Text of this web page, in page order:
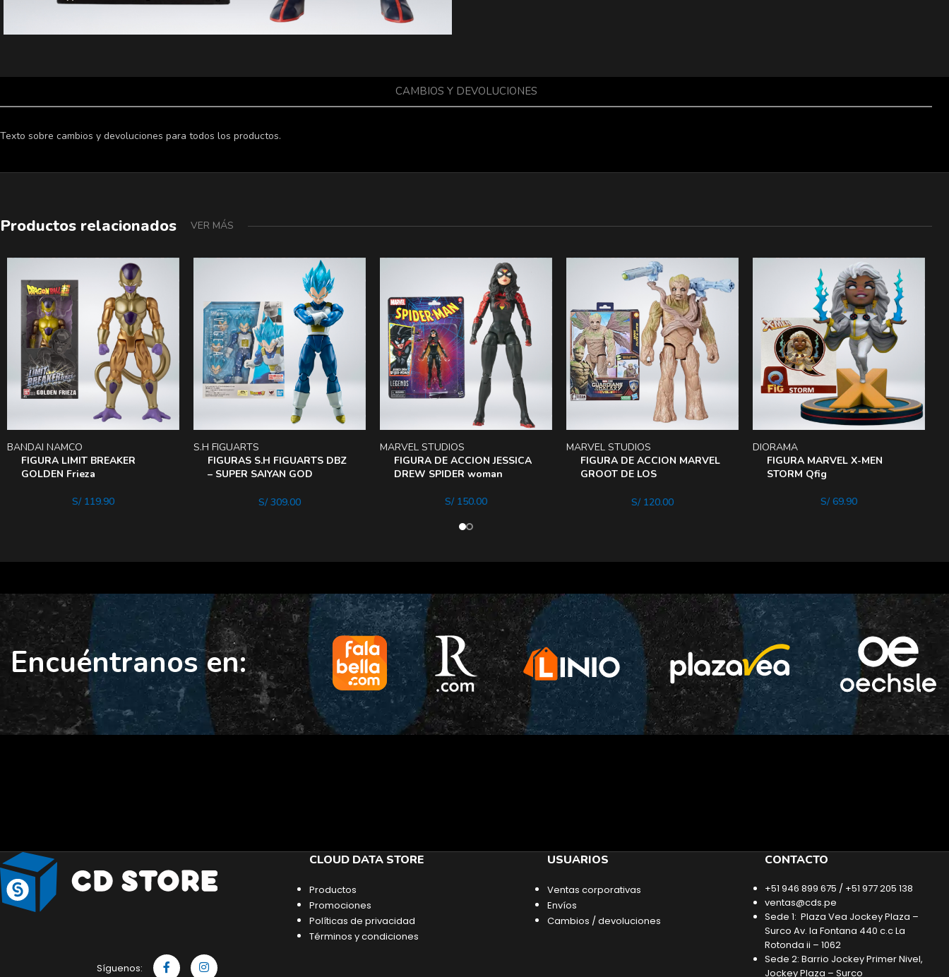
CAMBIOS Y DEVOLUCIONES
Texto sobre cambios y devoluciones para todos los productos.
Productos relacionados VER MÁS
FIGURA LIMIT BREAKER
GOLDEN Frieza
BANDAI NAMCO
S/119.90
FIGURAS S.H FIGUARTS DBZ
– SUPER SAIYAN GOD
SAIYAN PRIDe
S.H FIGUARTS
S/309.00
FIGURA DE ACCION JESSICA
DREW SPIDER woman
MARVEL STUDIOS
S/150.00
FIGURA DE ACCION MARVEL
GROOT DE LOS
MARVEL STUDIOS
S/120.00
FIGURA MARVEL X-MEN
STORM Qfig
DIORAMA
S/69.90
Encuéntranos en:
Síguenos:
CLOUD DATA STORE
Productos
Promociones
Políticas de privacidad
Términos y condiciones
USUARIOS
Ventas corporativas
Envíos
Cambios / devoluciones
CONTACTO
+51 946 899 675 / +51 977 205 138
ventas@cds.pe
Sede 1: Plaza Vea Jockey Plaza –
Surco Av. la Fontana 440 c.c La
Rotonda ii – 1062
Sede 2: Barrio Jockey Primer Nivel,
Jockey Plaza – Surco